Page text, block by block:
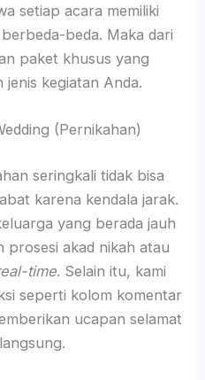
setiap acara memiliki
beda. Maka dari
paket khusus yang
jenis kegiatan Anda.
(Pernikahan)
seringkali tidak bisa
karena kendala jarak.
yang berada jauh
prosesi akad nikah atau
time. Selain itu, kami
seperti kolom komentar
ucapan selamat